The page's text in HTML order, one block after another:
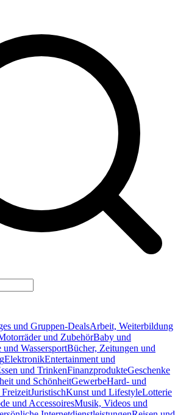
und Gruppen-DealsArbeit, Weiterbildung
und ZubehörBaby und
und WassersportBücher, Zeitungen und
ElektronikEntertainment und
und TrinkenFinanzprodukteGeschenke
und SchönheitGewerbeHard- und
JuristischKunst und LifestyleLotterie
und AccessoiresMusik, Videos und